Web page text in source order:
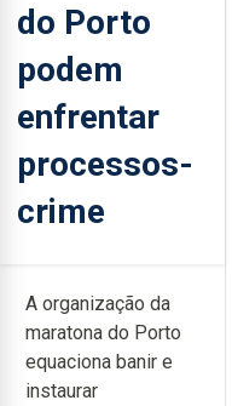
do Porto
podem
enfrentar
processos-
crime
A organização da
maratona do Porto
equaciona banir e
instaurar